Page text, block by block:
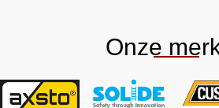
Onze